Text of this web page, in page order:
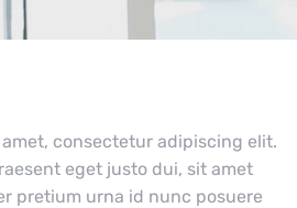
consectetur adipiscing elit.
eget justo dui, sit amet
pretium urna id nunc posuere